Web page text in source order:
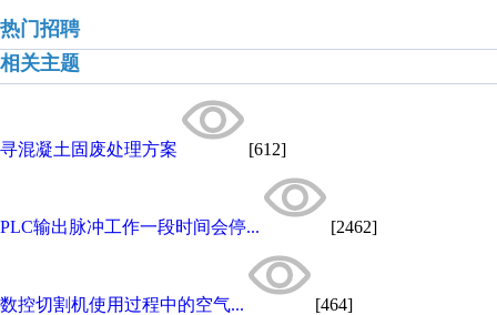
热门招聘
相关主题
寻混凝土固废处理方案 [612]
PLC输出脉冲工作一段时间会停... [2462]
数控切割机使用过程中的空气... [464]